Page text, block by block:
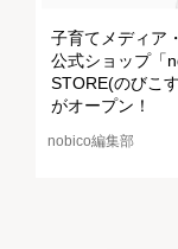
子育てメディア
公式ショップ「
STORE(のびこす
がオープン！
nobico編集部